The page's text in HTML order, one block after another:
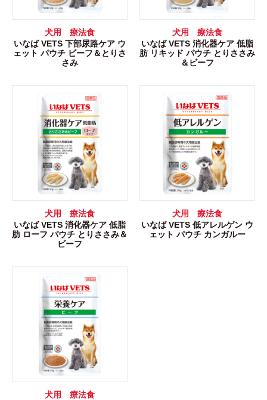
犬用 療法食
いなば VETS 下部尿路ケア ウ
ェット パウチ ビーフ＆とりさ
さみ
犬用 療法食
いなば VETS 消化器ケア 低脂
肪 リキッド パウチ とりささみ
＆ビーフ
犬用 療法食
いなば VETS 消化器ケア 低脂
肪 ローフ パウチ とりささみ＆
ビーフ
犬用 療法食
いなば VETS 低アレルゲン ウ
ェット パウチ カンガルー
犬用 療法食